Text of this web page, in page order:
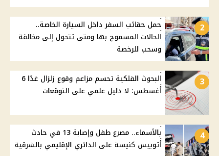
2
حمل حقائب السفر داخل السيارة الخاصة..
الحالات المسموح بها ومتى تتحول إلى مخالفة
وسحب للرخصة
3
البحوث الفلكية تحسم مزاعم وقوع زلزال غدًا 6
أغسطس: لا دليل علمي على التوقعات
4
بالأسماء.. مصرع طفل وإصابة 13 في حادث
أتوبيس كنيسة على الدائري الإقليمي بالشرقية